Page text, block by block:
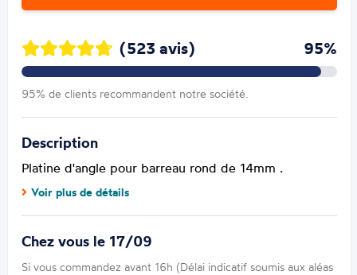
(523 avis) 95%
95% de clients recommandent notre société.
Description
Platine d'angle pour barreau rond de 14mm .
Voir plus de détails
Chez vous le 17/09
Si vous commandez avant 16h (Délai indicatif soumis aux aléas